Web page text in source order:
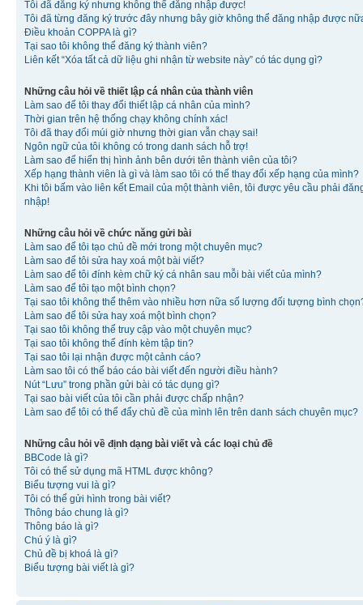
Tôi đã đăng ký nhưng không thể đăng nhập được!
Tôi đã từng đăng ký trước đây nhưng bây giờ không thể đăng nhập được
Điều khoản COPPA là gì?
Tại sao tôi không thể đăng ký thành viên?
Liên kết “Xóa tất cả dữ liệu ghi nhận từ website này” có tác dụng gì?
Những câu hỏi về thiết lập cá nhân của thành viên
Làm sao để tôi thay đổi thiết lập cá nhân của mình?
Thời gian trên hệ thống chạy không chính xác!
Tôi đã thay đổi múi giờ nhưng thời gian vẫn chạy sai!
Ngôn ngữ của tôi không có trong danh sách hỗ trợ!
Làm sao để hiển thị hình ảnh bên dưới tên thành viên của tôi?
Xếp hạng thành viên là gì và làm sao tôi có thể thay đổi xếp hạng của mình?
Khi tôi bấm vào liên kết Email của một thành viên, tôi được yêu cầu phải
nhập!
Những câu hỏi về chức năng gửi bài
Làm sao để tôi tạo chủ đề mới trong một chuyên mục?
Làm sao để tôi sửa hay xoá một bài viết?
Làm sao để tôi đính kèm chữ ký cá nhân sau mỗi bài viết của mình?
Làm sao để tôi tạo một bình chọn?
Tại sao tôi không thể thêm vào nhiều hơn nữa số lượng đối tượng bình
Làm sao để tôi sửa hay xoá một bình chọn?
Tại sao tôi không thể truy cập vào một chuyên mục?
Tại sao tôi không thể đính kèm tập tin?
Tại sao tôi lại nhận được một cảnh cáo?
Làm sao tôi có thể báo cáo bài viết đến người điều hành?
Nút “Lưu” trong phần gửi bài có tác dụng gì?
Tại sao bài viết của tôi cần phải được chấp nhận?
Làm sao để tôi có thể đẩy chủ đề của mình lên trên danh sách chuyên mục?
Những câu hỏi về định dạng bài viết và các loại chủ đề
BBCode là gì?
Tôi có thể sử dụng mã HTML được không?
Biểu tượng vui là gì?
Tôi có thể gửi hình trong bài viết?
Thông báo chung là gì?
Thông báo là gì?
Chú ý là gì?
Chủ đề bị khoá là gì?
Biểu tượng bài viết là gì?